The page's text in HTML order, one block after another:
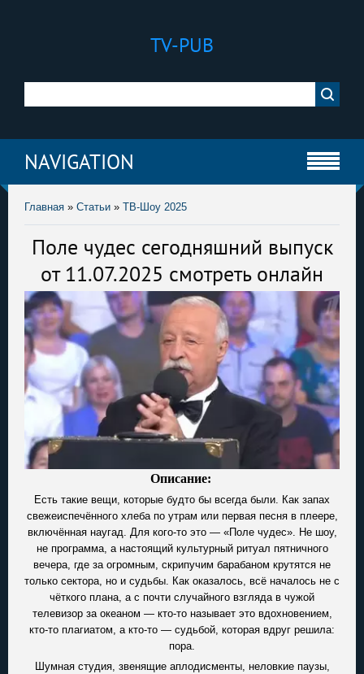
TV-PUB
NAVIGATION
Главная » Статьи » ТВ-Шоу 2025
Поле чудес сегодняшний выпуск
от 11.07.2025 смотреть онлайн
Описание:
Есть такие вещи, которые будто бы всегда были. Как запах
свежеиспечённого хлеба по утрам или первая песня в плеере,
включённая наугад. Для кого-то это — «Поле чудес». Не шоу,
не программа, а настоящий культурный ритуал пятничного
вечера, где за огромным, скрипучим барабаном крутятся не
только сектора, но и судьбы. Как оказалось, всё началось не с
чёткого плана, а с почти случайного взгляда в чужой
телевизор за океаном — кто-то называет это вдохновением,
кто-то плагиатом, а кто-то — судьбой, которая вдруг решила:
пора.
Шумная студия, звенящие аплодисменты, неловкие паузы,